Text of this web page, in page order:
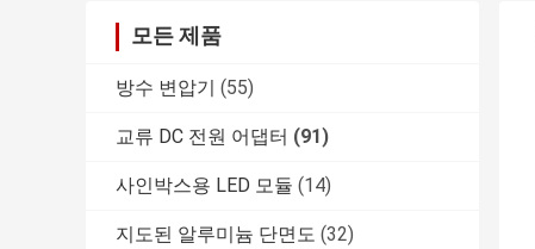
모든 제품
방수 변압기 (55)
교류 DC 전원 어댑터 (91)
사인박스용 LED 모듈 (14)
지도된 알루미늄 단면도 (32)